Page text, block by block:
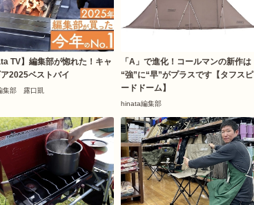
TV】編集部が惚れた！キャ
2025ベストバイ
集部 露口凱
「A」で進化！コールマンの新作は
“強”に“早”がプラスです【タフスピ
ードドーム】
hinata編集部